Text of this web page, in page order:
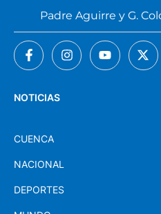
NOTICIAS
CUENCA
NACIONAL
DEPORTES
Padre Aguirre y G.